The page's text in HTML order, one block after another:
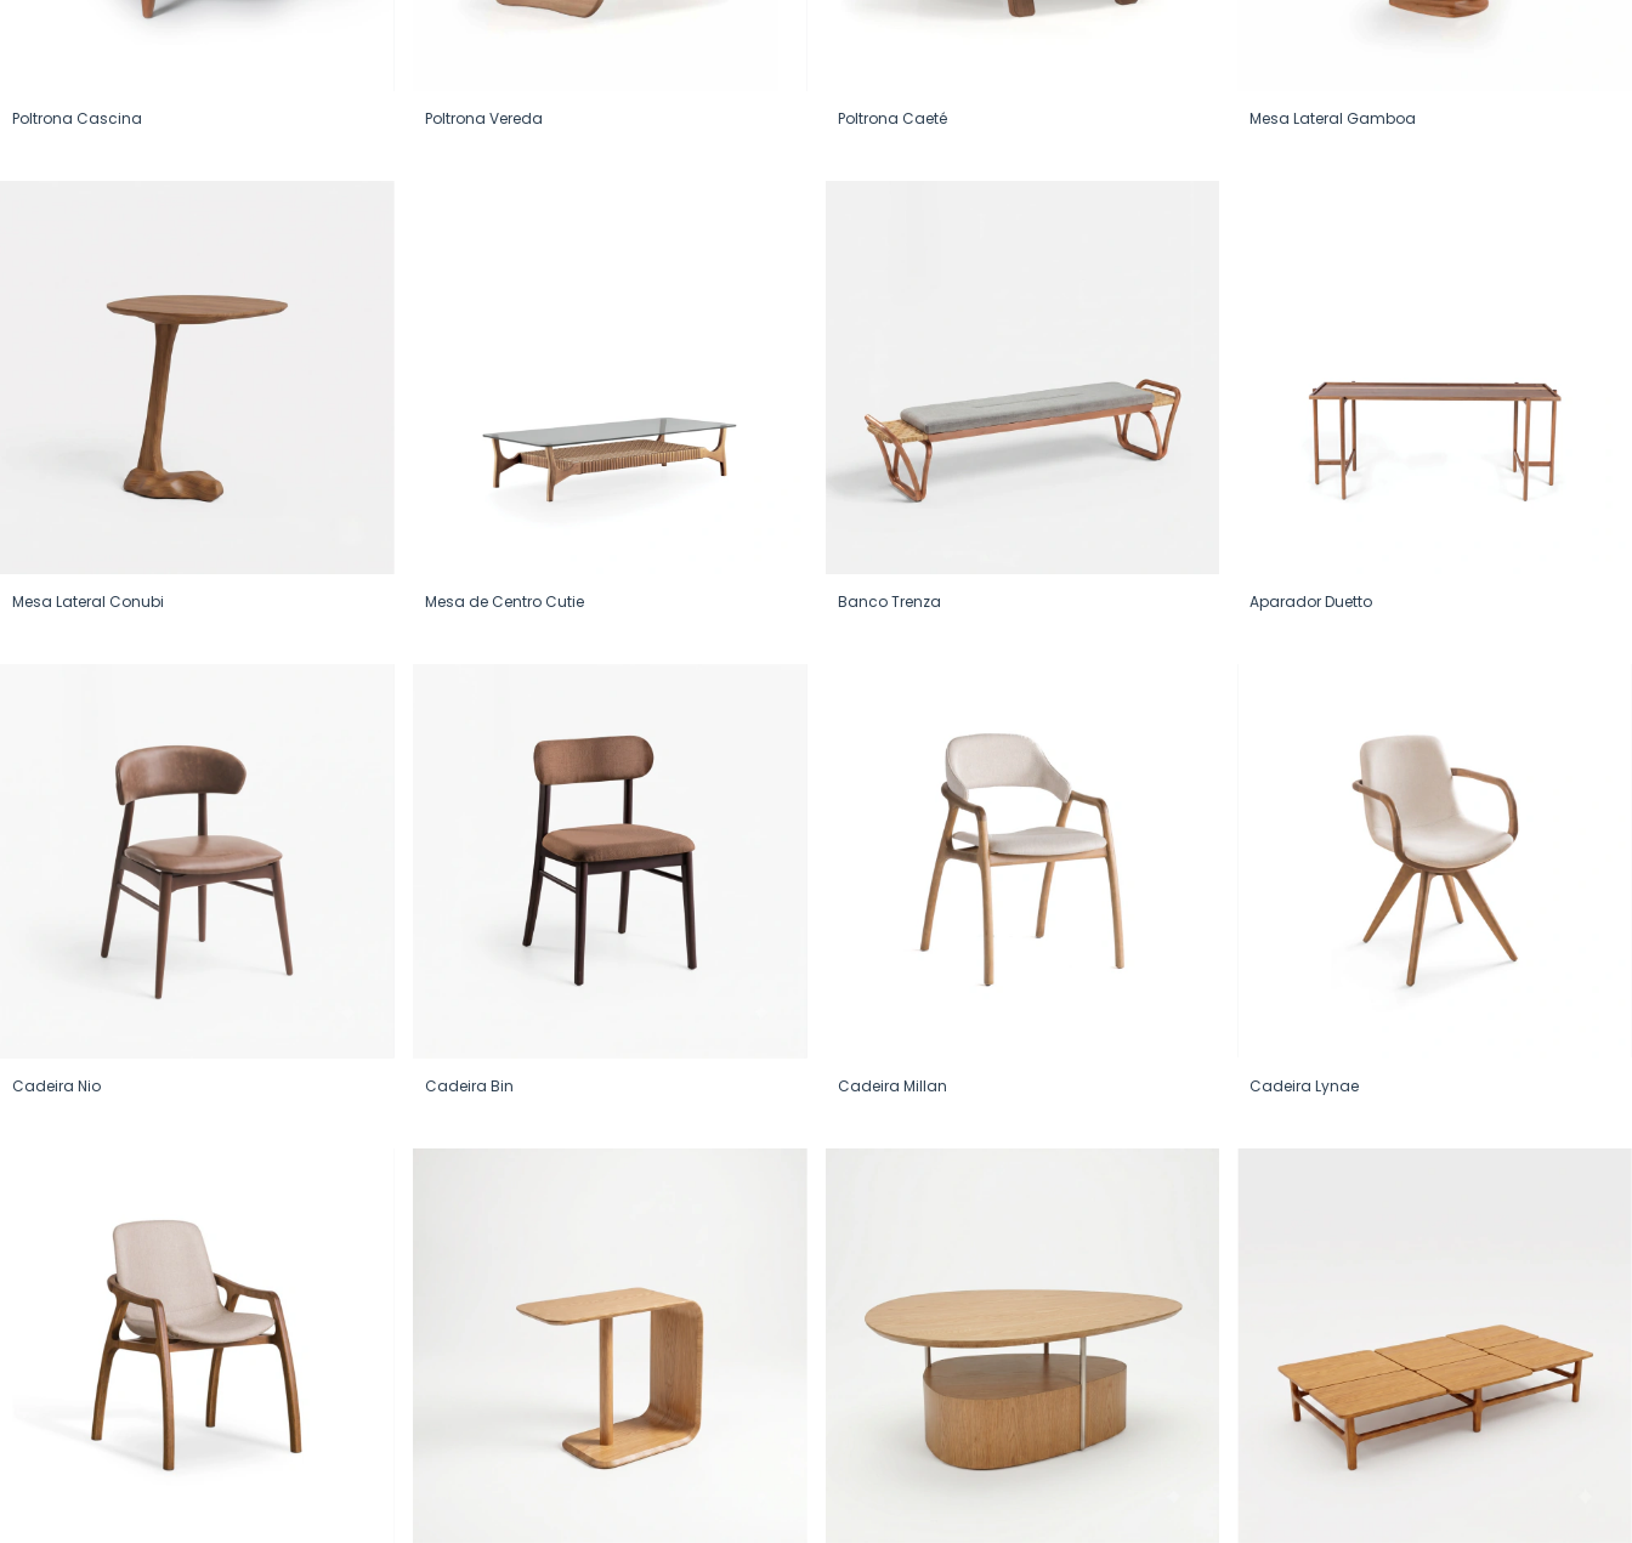
Poltrona Cascina Poltrona Vereda Poltrona Caeté Mesa Lateral Gamboa
Mesa Lateral Conubi Mesa de Centro Cutie Banco Trenza Aparador Duetto
Cadeira Nio Cadeira Bin Cadeira Millan Cadeira Lynae